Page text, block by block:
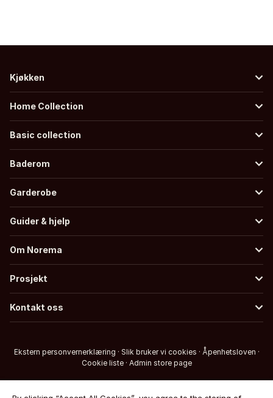
Kjøkken
Home Collection
Basic collection
Baderom
Garderobe
Guider & hjelp
Om Norema
Prosjekt
Kontakt oss
Ekstern personvernerklæring · Slik bruker vi cookies · Åpenhetsloven ·
Cookie liste · Admin store page